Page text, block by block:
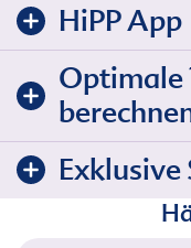
HiPP App
Optimale